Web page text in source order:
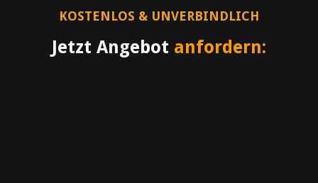
KOSTENLOS & UNVERBINDLICH
Jetzt Angebot anfordern: